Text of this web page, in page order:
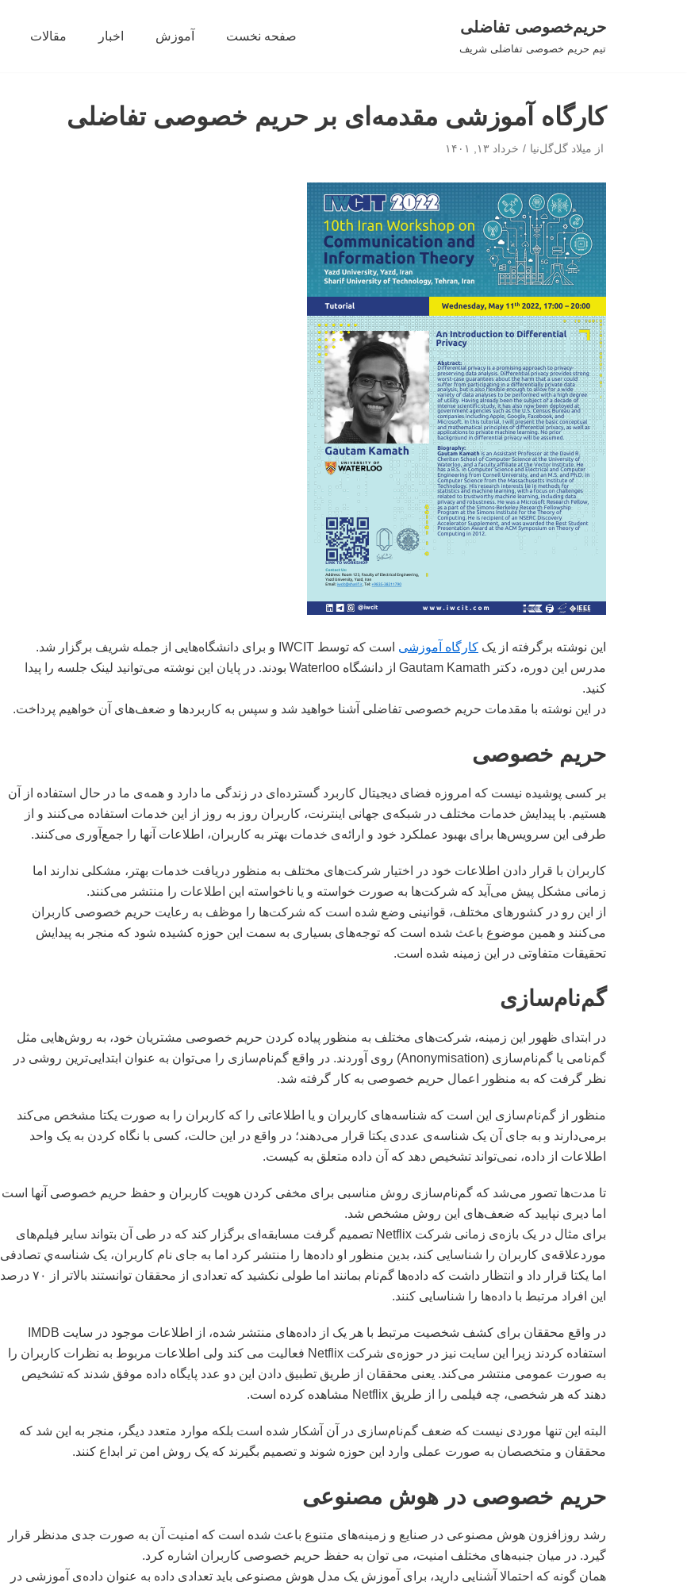
حریم‌خصوصی تفاضلی
تیم حریم خصوصی تفاضلی شریف
صفحه نخست آموزش اخبار مقالات
کارگاه آموزشی مقدمه‌ای بر حریم خصوصی تفاضلی
از میلاد گل‌گل‌نیا خرداد ۱۳, ۱۴۰۱
این نوشته برگرفته از یک کارگاه آموزشی است که توسط IWCIT و برای دانشگاه‌هایی از جمله شریف برگزار شد.
مدرس این دوره، دکتر Gautam Kamath از دانشگاه Waterloo بودند. در پایان این نوشته می‌توانید لینک جلسه را پیدا
کنید.
در این نوشته با مقدمات حریم خصوصی تفاضلی آشنا خواهید شد و سپس به کاربردها و ضعف‌های آن خواهیم پرداخت.
حریم خصوصی
بر کسی پوشیده نیست که امروزه فضای دیجیتال کاربرد گسترده‌ای در زندگی ما دارد و همه‌ی ما در حال استفاده از آن
هستیم. با پیدایش خدمات مختلف در شبکه‌ی جهانی اینترنت، کاربران روز به روز از این خدمات استفاده می‌کنند و از
طرفی این سرویس‌ها برای بهبود عملکرد خود و ارائه‌ی خدمات بهتر به کاربران، اطلاعات آنها را جمع‌آوری می‌کنند.
کاربران با قرار دادن اطلاعات خود در اختیار شرکت‌های مختلف به منظور دریافت خدمات بهتر، مشکلی ندارند اما
زمانی مشکل پیش می‌آید که شرکت‌ها به صورت خواسته و یا ناخواسته این اطلاعات را منتشر می‌کنند.
از این رو در کشور‌های مختلف، قوانینی وضع شده است که شرکت‌ها را موظف به رعایت حریم خصوصی کاربران
می‌کنند و همین موضوع باعث شده است که توجه‌های بسیاری به سمت این حوزه کشیده شود که منجر به پیدایش
تحقیقات متفاوتی در این زمینه شده است.
گم‌نام‌سازی
در ابتدای ظهور این زمینه، شرکت‌های مختلف به منظور پیاده کردن حریم خصوصی مشتریان خود، به روش‌هایی مثل
گم‌نامی یا گم‌نام‌سازی (Anonymisation) روی آوردند. در واقع گم‌نام‌سازی را می‌توان به عنوان ابتدایی‌ترین روشی در
نظر گرفت که به منظور اعمال حریم خصوصی به کار گرفته شد.
منظور از گم‌نام‌سازی این است که شناسه‌های کاربران و یا اطلاعاتی را که کاربران را به صورت یکتا مشخص می‌کند
برمی‌دارند و به جای آن یک شناسه‌ی عددی یکتا قرار می‌دهند؛ در واقع در این حالت، کسی با نگاه کردن به یک واحد
اطلاعات از داده، نمی‌تواند تشخیص دهد که آن داده متعلق به کیست.
تا مدت‌ها تصور می‌شد که گم‌نام‌سازی روش مناسبی برای مخفی کردن هویت کاربران و حفظ حریم خصوصی آنها است
اما دیری نپایید که ضعف‌های این روش مشخص شد.
برای مثال در یک بازه‌ی زمانی شرکت Netflix تصمیم گرفت مسابقه‌ای برگزار کند که در طی آن بتواند سایر فیلم‌های
موردعلاقه‌ی کاربران را شناسایی کند، بدین منظور او داده‌ها را منتشر کرد اما به جای نام کاربران، یک شناسه‌ي تصادفی
اما یکتا قرار داد و انتظار داشت که داده‌ها گم‌نام بمانند اما طولی نکشید که تعدادی از محققان توانستند بالاتر از ۷۰ درصد
این افراد مرتبط با داده‌ها را شناسایی کنند.
در واقع محققان برای کشف شخصیت مرتبط با هر یک از داده‌های منتشر شده، از اطلاعات موجود در سایت IMDB
استفاده کردند زیرا این سایت نیز در حوزه‌ی شرکت Netflix فعالیت می کند ولی اطلاعات مربوط به نظرات کاربران را
به صورت عمومی منتشر می‌کند. یعنی محققان از طریق تطبیق دادن این دو عدد پایگاه داده موفق شدند که تشخیص
دهند که هر شخصی، چه فیلمی را از طریق Netflix مشاهده کرده است.
البته این تنها موردی نیست که ضعف گم‌نام‌سازی در آن آشکار شده است بلکه موارد متعدد دیگر، منجر به این شد که
محققان و متخصصان به صورت عملی وارد این حوزه شوند و تصمیم بگیرند که یک روش امن تر ابداع کنند.
حریم خصوصی در هوش مصنوعی
رشد روزافزون هوش مصنوعی در صنایع و زمینه‌های متنوع باعث شده است که امنیت آن به صورت جدی مدنظر قرار
گیرد. در میان جنبه‌های مختلف امنیت، می توان به حفظ حریم خصوصی کاربران اشاره کرد.
همان گونه که احتمالا آشنایی دارید، برای آموزش یک مدل هوش مصنوعی باید تعدادی داده‌ به عنوان داده‌ی آموزشی در